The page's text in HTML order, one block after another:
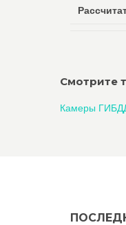
Смотрите
Камеры